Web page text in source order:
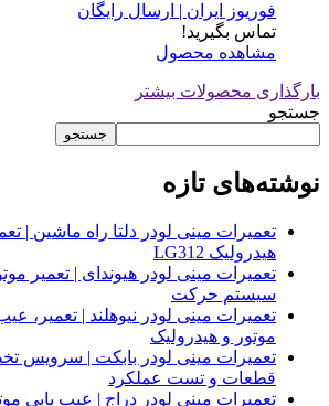
فوریوز ایران | ارسال رایگان
تماس بگیرید!
مشاهده محصول
بارگذاری محصولات بیشتر
جستجو
جستجو
نوشته‌های تازه
تعمیرات مینی لودر دلتا راه ماشین |
هیدرولیک LG312
تعمیرات مینی لودر هیوندای | تعمیر
سیستم حرکت
تعمیرات مینی لودر نیوهلند | تعمیر،
موتور و هیدرولیک
تعمیرات مینی لودر بابکت | سرویس
قطعات و تست عملکرد
تعمیرات مینی لودر دراج | عیب یابی